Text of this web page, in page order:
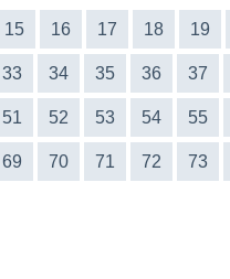
15 16 17 18 19
33 34 35 36 37
51 52 53 54 55
69 70 71 72 73